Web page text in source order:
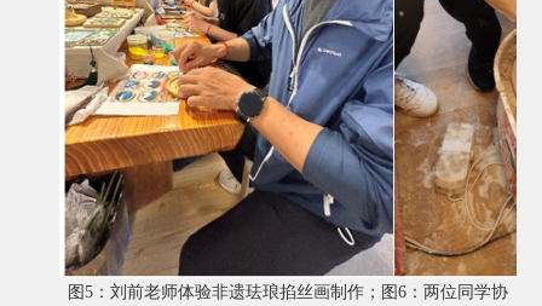
图 5 ：刘前老师体验非遗珐琅掐丝画制作；图 6 ：两位同学协